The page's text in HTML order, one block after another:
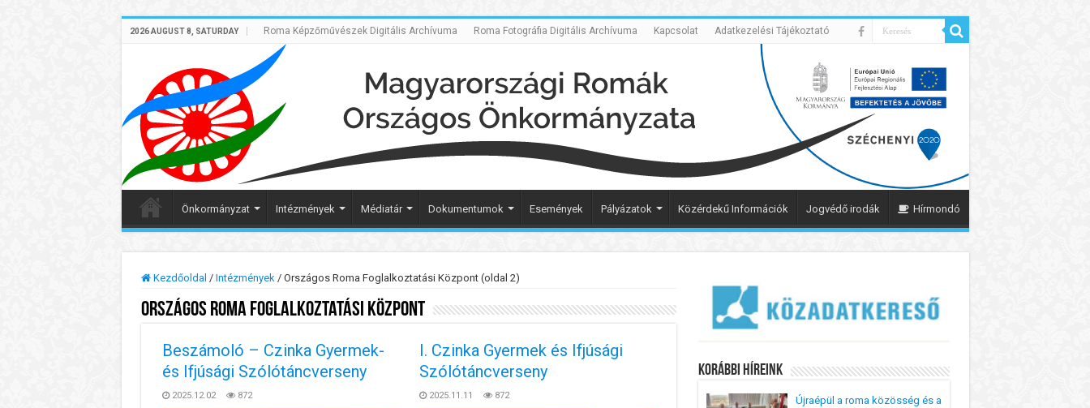
2026 AUGUST 8, SATURDAY Roma Képzőművészek Digitális Archívuma Roma Fotográfia Digitális Archívuma Kapcsolat Adatkezelési Tájékoztató
Önkormányzat Intézmények Médiatár Dokumentumok Események Pályázatok Közérdekű Információk Jogvédő irodák Hírmondó
Kezdőoldal / Intézmények / Országos Roma Foglalkoztatási Központ (oldal 2)
Országos Roma Foglalkoztatási Központ
Beszámoló – Czinka Gyermek-
és Ifjúsági Szólótáncverseny
2025.12.02 872
I. Czinka Gyermek és Ifjúsági
Szólótáncverseny
2025.11.11 872
Korábbi Híreink
Újraépül a roma közösség és a